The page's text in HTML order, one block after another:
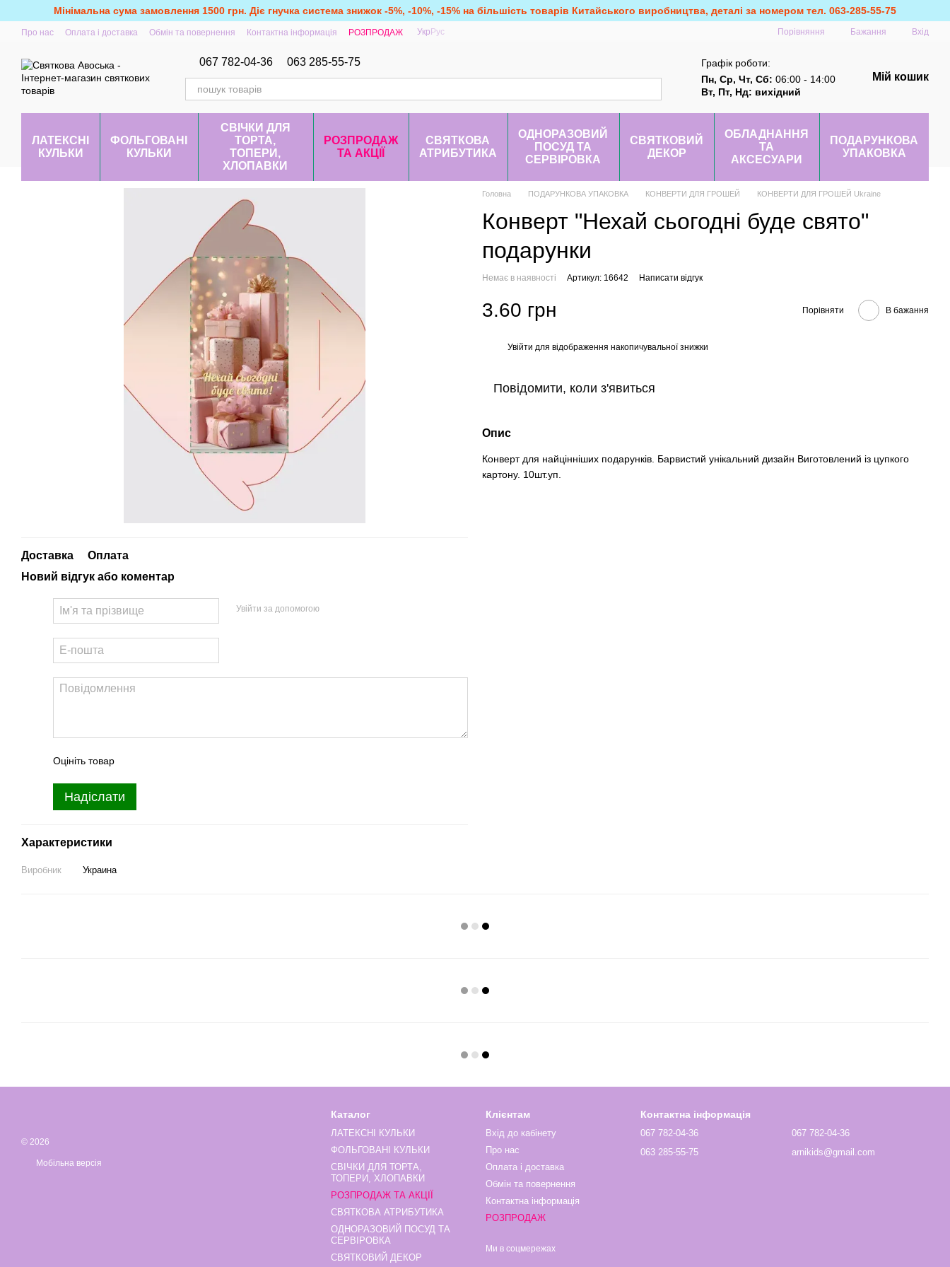
Перейти до основного контенту
Мінімальна сума замовлення 1500 грн. Діє гнучка система знижок -5%, -10%, -15% на більшість товарів Китайського виробництва, деталі за номером тел. 063-285-55-75
Про нас Оплата і доставка Обмін та повернення Контактна інформація РОЗПРОДАЖ Укр Рус Порівняння Бажання Вхід
067 782-04-36 063 285-55-75
Графік роботи:
Пн, Ср, Чт, Сб: 06:00 - 14:00
Вт, Пт, Нд: вихідний
Мій кошик
ЛАТЕКСНІ
КУЛЬКИ
ФОЛЬГОВАНІ
КУЛЬКИ
СВІЧКИ ДЛЯ
ТОРТА,
ТОПЕРИ,
ХЛОПАВКИ
РОЗПРОДАЖ
ТА АКЦІЇ
СВЯТКОВА
АТРИБУТИКА
ОДНОРАЗОВИЙ
ПОСУД ТА
СЕРВІРОВКА
СВЯТКОВИЙ
ДЕКОР
ОБЛАДНАННЯ
ТА
АКСЕСУАРИ
ПОДАРУНКОВА
УПАКОВКА
Доставка
Оплата
Новий відгук або коментар
Увійти за допомогою
Оцініть товар
Надіслати
Характеристики
Виробник Украина
Головна ПОДАРУНКОВА УПАКОВКА КОНВЕРТИ ДЛЯ ГРОШЕЙ КОНВЕРТИ ДЛЯ ГРОШЕЙ Ukraine
Конверт "Нехай сьогодні буде свято"
подарунки
Немає в наявності Артикул: 16642 Написати відгук
3.60 грн Порівняти В бажання
Увійти для відображення накопичувальної знижки
Повідомити, коли з'явиться
Опис
Конверт для найцінніших подарунків. Барвистий унікальний дизайн Виготовлений із цупкого
картону. 10шт.уп.
© 2026
Мобільна версія
Каталог
ЛАТЕКСНІ КУЛЬКИ
ФОЛЬГОВАНІ КУЛЬКИ
СВІЧКИ ДЛЯ ТОРТА,
ТОПЕРИ, ХЛОПАВКИ
РОЗПРОДАЖ ТА АКЦІЇ
СВЯТКОВА АТРИБУТИКА
ОДНОРАЗОВИЙ ПОСУД ТА
СЕРВІРОВКА
СВЯТКОВИЙ ДЕКОР
Клієнтам
Вхід до кабінету
Про нас
Оплата і доставка
Обмін та повернення
Контактна інформація
РОЗПРОДАЖ
Ми в соцмережах
Контактна інформація
067 782-04-36
063 285-55-75
067 782-04-36
arnikids@gmail.com